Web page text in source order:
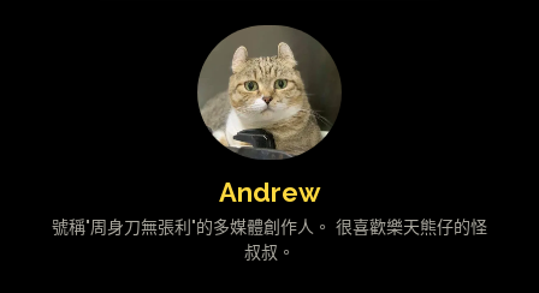
Andrew
號稱"周身刀無張利"的多媒體創作人。 很喜歡樂天熊仔的怪
叔叔。